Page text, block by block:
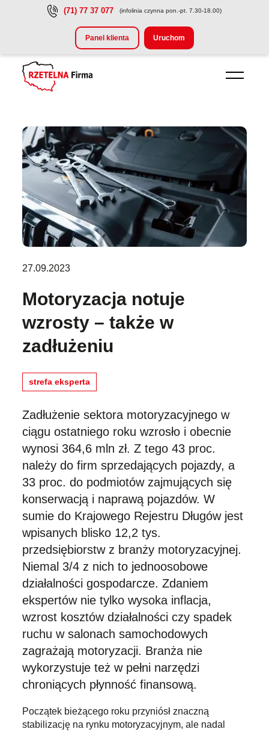
Przejdź do treści głównej
(71) 77 37 077 (infolinia czynna pon.-pt. 7.30-18.00)
Panel klienta Uruchom
27.09.2023
Motoryzacja notuje
wzrosty – także w
zadłużeniu
strefa eksperta
Zadłużenie sektora motoryzacyjnego w
ciągu ostatniego roku wzrosło i obecnie
wynosi 364,6 mln zł. Z tego 43 proc.
należy do firm sprzedających pojazdy, a
33 proc. do podmiotów zajmujących się
konserwacją i naprawą pojazdów. W
sumie do Krajowego Rejestru Długów jest
wpisanych blisko 12,2 tys.
przedsiębiorstw z branży motoryzacyjnej.
Niemal 3/4 z nich to jednoosobowe
działalności gospodarcze. Zdaniem
ekspertów nie tylko wysoka inflacja,
wzrost kosztów działalności czy spadek
ruchu w salonach samochodowych
zagrażają motoryzacji. Branża nie
wykorzystuje też w pełni narzędzi
chroniących płynność finansową.
Początek bieżącego roku przyniósł znaczną
stabilizację na rynku motoryzacyjnym, ale nadal